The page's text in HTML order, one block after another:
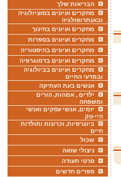
הבריאות שלך
מחקרים ועיונים בסוציולוגיה
ובאנתרופולגיה
מחקרים ועיונים בחינוך
מחקרים ועיונים בספרות
מחקרים ועיונים בהיסטוריה
מחקרים ועיונים בדמוגרפיה
מחקרים ועיונים בביולוגיה
ובמדעי החיים
אנשים בעת העתיקה
ילדים , אמהות, הורים
ומשפחה
יזמים, אנשי עסקים ואנשי
היי-טק
ביוגרפיות, זכרונות ותולדות
חיים
שכול
ניצולי שואה
סרטי תעודה
ספרים חדשים